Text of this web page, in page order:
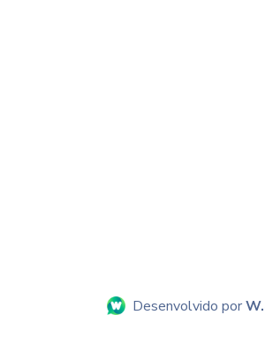
Desenvolvido por